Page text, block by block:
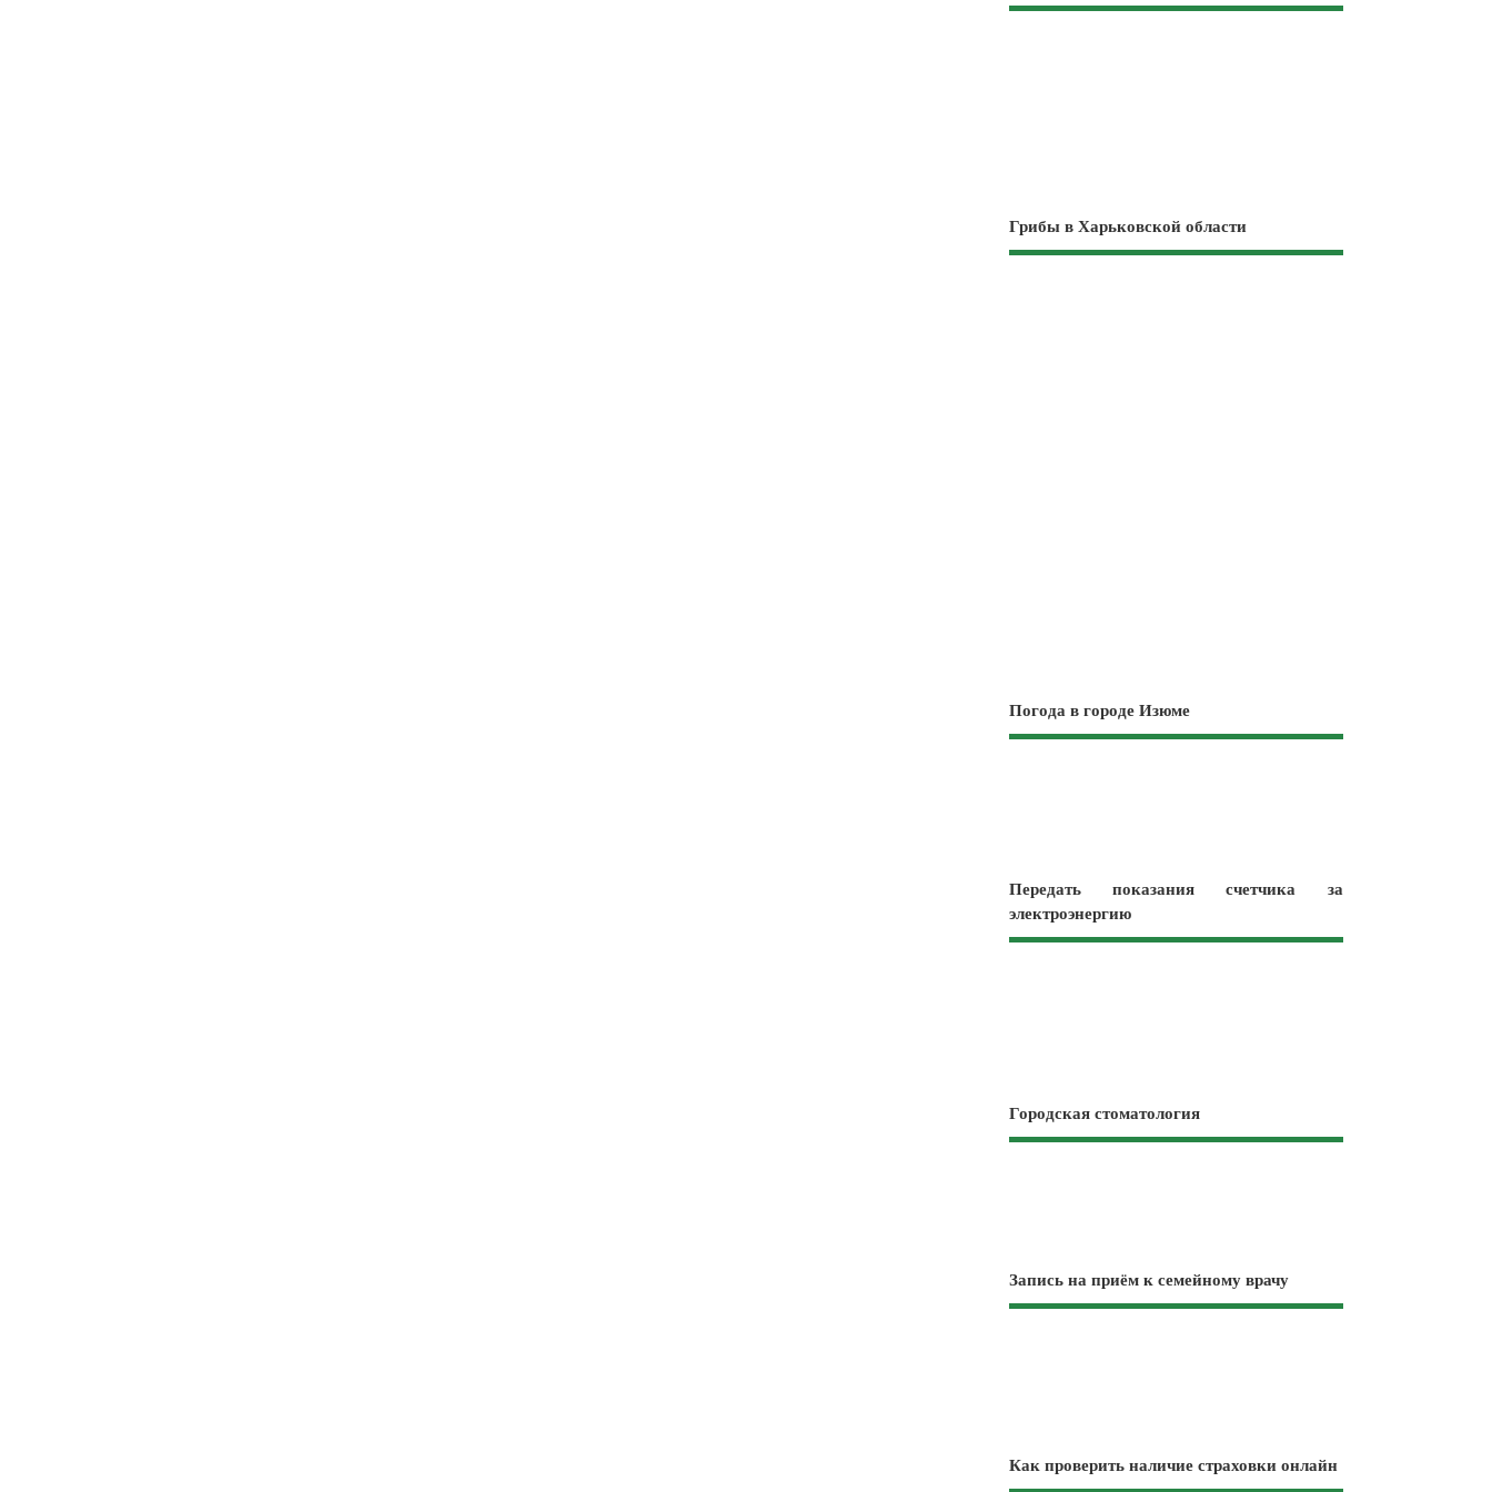
Грибы в Харьковской области
Погода в городе Изюме
Передать показания счетчика за
электроэнергию
Городская стоматология
Запись на приём к семейному врачу
Как проверить наличие страховки онлайн